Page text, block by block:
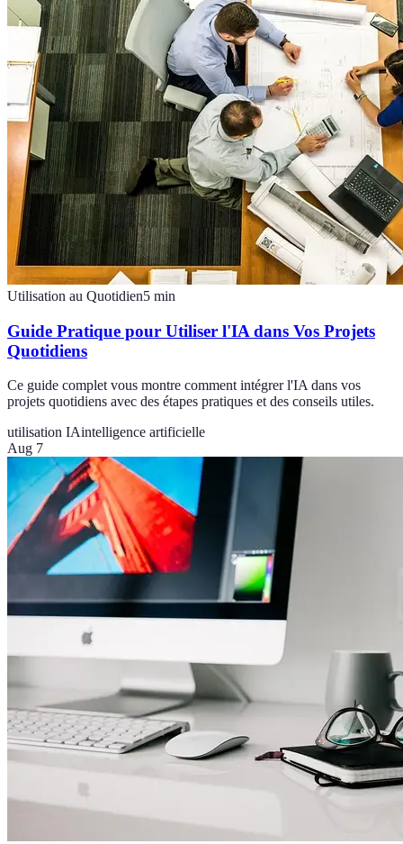
Utilisation au Quotidien5 min
Guide Pratique pour Utiliser l'IA dans Vos Projets
Quotidiens
Ce guide complet vous montre comment intégrer l'IA dans vos
projets quotidiens avec des étapes pratiques et des conseils utiles.
utilisation IAintelligence artificielle
Aug 7